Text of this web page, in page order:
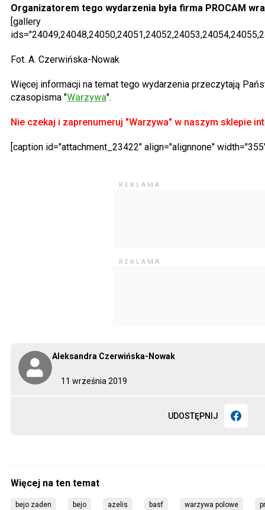
11 września 2019
Aleksandra Czerwińska-Nowak
UDOSTĘPNIJ
Organizatorem tego wydarzenia była firma PROCAM
[gallery
Fot. A. Czerwińska-Nowak
Więcej informacji na temat tego wydarzenia przeczytają
czasopisma "Warzywa".
Nie czekaj i zaprenumeruj "Warzywa" w naszym sklepie
[caption id="attachment_23422" align="alignnone"
bejo zaden bejo azelis basf warzywa polowe